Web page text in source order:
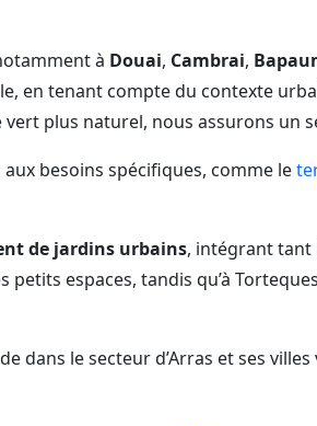
à Douai, Cambrai,
en tenant compte du contexte
plus naturel, nous assurons un
besoins spécifiques, comme le
de jardins urbains, intégrant tant
espaces, tandis qu’à
dans le secteur d’Arras et ses villes